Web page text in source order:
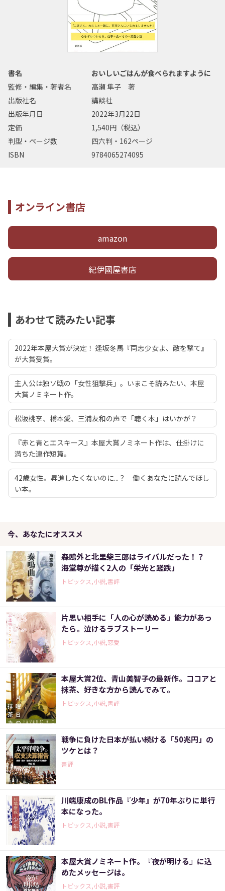
書名
おいしいごはんが食べられますように
監修・編集・著者名
高瀬 隼子 著
出版社名
講談社
出版年月日
2022年3月22日
定価
1,540円（税込）
判型・ページ数
四六判・162ページ
ISBN
9784065274095
オンライン書店
amazon
紀伊國屋書店
あわせて読みたい記事
2022年本屋大賞が決定！ 逢坂冬馬『同志少女よ、敵を撃て』
が大賞受賞。
主人公は独ソ戦の「女性狙撃兵」。いまこそ読みたい、本屋
大賞ノミネート作。
松坂桃李、橋本愛、三浦友和の声で「聴く本」はいかが？
『赤と青とエスキース』本屋大賞ノミネート作は、仕掛けに
満ちた連作短篇。
42歳女性。昇進したくないのに...？ 働くあなたに読んでほし
い本。
今、あなたにオススメ
森鴎外と北里柴三郎はライバルだった！？
海堂尊が描く2人の「栄光と蹉跌」
トピックス,小説,書評
片思い相手に「人の心が読める」能力があっ
たら。泣けるラブストーリー
トピックス,小説,恋愛
本屋大賞2位、青山美智子の最新作。ココアと
抹茶、好きな方から読んでみて。
トピックス,小説,書評
戦争に負けた日本が払い続ける「50兆円」の
ツケとは？
書評
川端康成のBL作品『少年』が70年ぶりに単行
本になった。
トピックス,小説,書評
本屋大賞ノミネート作。『夜が明ける』に込
めたメッセージは。
トピックス,小説,書評